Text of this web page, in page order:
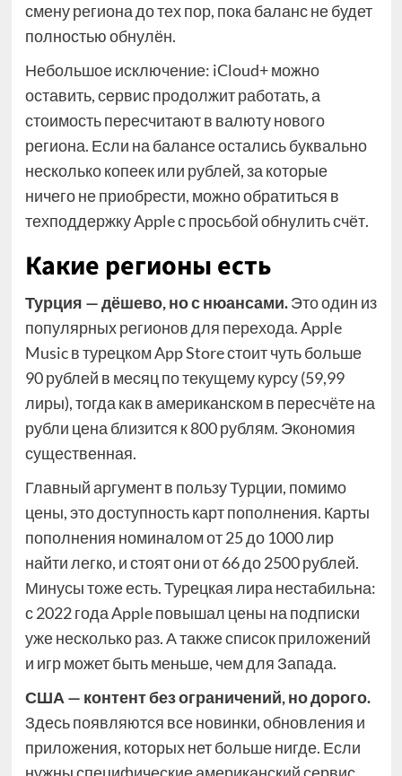
смену региона до тех пор, пока баланс не будет
полностью обнулён.
Небольшое исключение: iCloud+ можно
оставить, сервис продолжит работать, а
стоимость пересчитают в валюту нового
региона. Если на балансе остались буквально
несколько копеек или рублей, за которые
ничего не приобрести, можно обратиться в
техподдержку Apple с просьбой обнулить счёт.
Какие регионы есть
Турция — дёшево, но с нюансами.Это один из
популярных регионов для перехода. Apple
Music в турецком App Store стоит чуть больше
90 рублей в месяц по текущему курсу (59,99
лиры), тогда как в американском в пересчёте на
рубли цена близится к 800 рублям. Экономия
существенная.
Главный аргумент в пользу Турции, помимо
цены, это доступность карт пополнения. Карты
пополнения номиналом от 25 до 1000 лир
найти легко, и стоят они от 66 до 2500 рублей.
Минусы тоже есть. Турецкая лира нестабильна:
с 2022 года Apple повышал цены на подписки
уже несколько раз. А также список приложений
и игр может быть меньше, чем для Запада.
США — контент без ограничений, но дорого.
Здесь появляются все новинки, обновления и
приложения, которых нет больше нигде. Если